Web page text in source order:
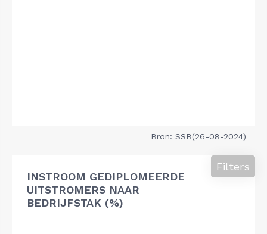
Bron: SSB(26-08-2024)
INSTROOM GEDIPLOMEERDE
UITSTROMERS NAAR
BEDRIJFSTAK (%)
Filters